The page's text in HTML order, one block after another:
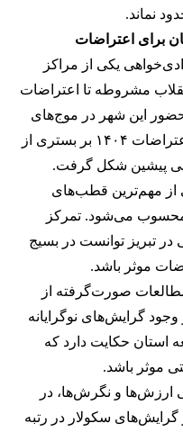
نماند.
برای اعتراضات
یکی از مراکز
مشروطه تا اعتراضات
سال‌های ۱۳۹۶ و ۱۴۰۱. حضور این شهر در موج‌های
اعتراضی پیشین نشان می‌دهد که اعتراضات ۱۴۰۴ بر بستری از
پیشین شکل گرفت.
از مهم‌ترین قطب‌های
می‌شود. تمرکز
تبریز توانست در بسیج
موثر باشد.
صورت‌گرفته از
گرایش‌های نوگرایانه
استان حکایت دارد که
موثر باشد.
ارزش‌ها و نگرش‌ها، در
گرایش‌های سکولار در رتبه